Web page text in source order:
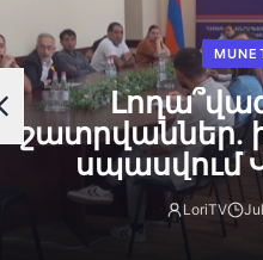
շատրվաններ.
սպասվում
LoriTV